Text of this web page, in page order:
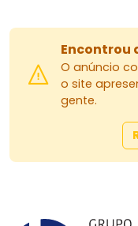
Encontrou
O anúncio
o site
gente.